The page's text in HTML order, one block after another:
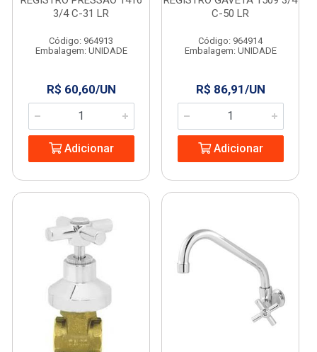
3/4 C-31 LR
Código: 964913
Embalagem: UNIDADE
R$ 60,60/UN
Adicionar
C-50 LR
Código: 964914
Embalagem: UNIDADE
R$ 86,91/UN
Adicionar